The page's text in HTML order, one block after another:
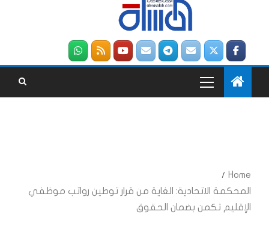
Home
المحكمة الاتحادية: الغاية من قرار توطين رواتب موظفي
الإقليم تكمن بضمان الحقوق